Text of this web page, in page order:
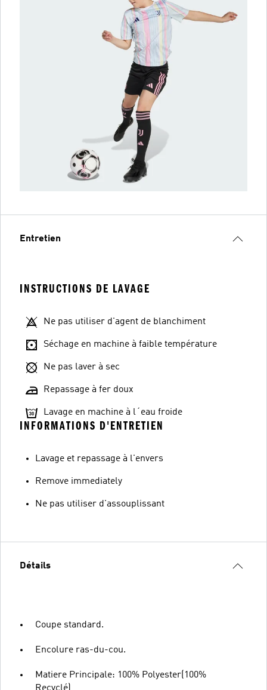
Entretien
INSTRUCTIONS DE LAVAGE
Ne pas utiliser d'agent de blanchiment
Séchage en machine à faible température
Ne pas laver à sec
Repassage à fer doux
Lavage en machine à l´eau froide
INFORMATIONS D'ENTRETIEN
Lavage et repassage à l'envers
Remove immediately
Ne pas utiliser d'assouplissant
Détails
Coupe standard.
Encolure ras-du-cou.
Matiere Principale: 100% Polyester(100%